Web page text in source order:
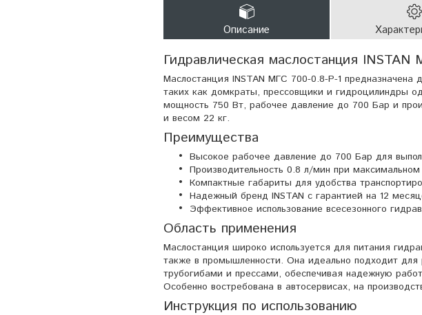
Описание
Гидравлическая маслостанция
Маслостанция INSTAN МГС 700-0.8-Р-1 предназначена
таких как домкраты, прессовщики и гидроцилиндры
мощность 750 Вт, рабочее давление до 700 Бар и
и весом 22 кг.
Преимущества
Высокое рабочее давление до 700 Бар для
Производительность 0.8 л/мин при
Компактные габариты для удобства
Надежный бренд INSTAN с гарантией на 12
Эффективное использование всесезонного
Область применения
Маслостанция широко используется для питания
также в промышленности. Она идеально подходит
трубогибами и прессами, обеспечивая надежную
Особенно востребована в автосервисах, на
Инструкция по использованию